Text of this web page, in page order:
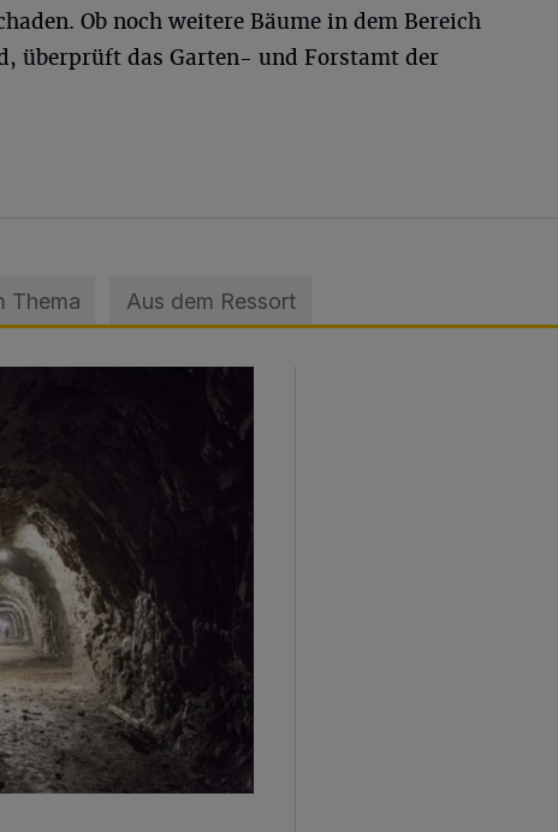
Ob noch weitere Bäume in dem Bereich
überprüft das Garten- und Forstamt der
Thema Aus dem Ressort